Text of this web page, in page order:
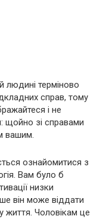
людині терміново
справ, тому
і не
щойно зі справами
вашим.
ознайомитися з
Вам було б
низки
він може віддати
життя. Чоловікам це